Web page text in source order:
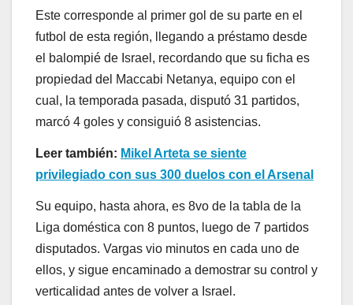
Este corresponde al primer gol de su parte en el
futbol de esta región, llegando a préstamo desde
el balompié de Israel, recordando que su ficha es
propiedad del Maccabi Netanya, equipo con el
cual, la temporada pasada, disputó 31 partidos,
marcó 4 goles y consiguió 8 asistencias.
Leer también: Mikel Arteta se siente
privilegiado con sus 300 duelos con el Arsenal
Su equipo, hasta ahora, es 8vo de la tabla de la
Liga doméstica con 8 puntos, luego de 7 partidos
disputados. Vargas vio minutos en cada uno de
ellos, y sigue encaminado a demostrar su control y
verticalidad antes de volver a Israel.